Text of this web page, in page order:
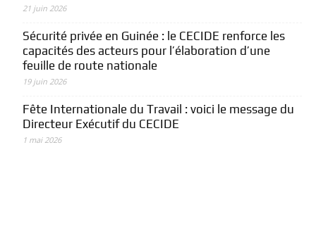
21 juin 2026
Sécurité privée en Guinée : le CECIDE renforce les
capacités des acteurs pour l’élaboration d’une
feuille de route nationale
19 juin 2026
Fête Internationale du Travail : voici le message du
Directeur Exécutif du CECIDE
1 mai 2026